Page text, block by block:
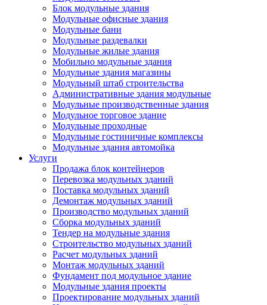
Блок модульные здания
Модульные офисные здания
Модульные бани
Модульные раздевалки
Модульные жилые здания
Мобильно модульные здания
Модульные здания магазины
Модульный штаб строительства
Административные здания модульные
Модульные производственные здания
Модульное торговое здание
Модульные проходные
Модульные гостиничные комплексы
Модульные здания автомойка
Услуги
Продажа блок контейнеров
Перевозка модульных зданий
Поставка модульных зданий
Демонтаж модульных зданий
Производство модульных зданий
Сборка модульных зданий
Тендер на модульные здания
Строительство модульных зданий
Расчет модульных зданий
Монтаж модульных зданий
Фундамент под модульное здание
Модульные здания проекты
Проектирование модульных зданий